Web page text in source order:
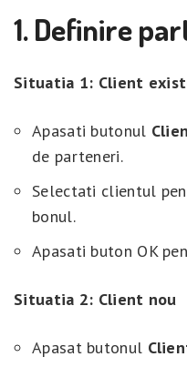
1. Definire
Situatia 1: Client
Apasati butonul
de parteneri.
Selectati clientul
bonul.
Apasati buton OK
Situatia 2: Client nou
Apasat butonul